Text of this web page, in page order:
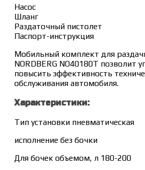
Насос
Шланг
Раздаточный пистолет
Паспорт-инструкция
Мобильный комплект для
NORDBERG NO40180T позволит
повысить эффективность
обслуживания автомобиля.
Характеристики:
Тип установки пневматическая
исполнение без бочки
Для бочек объемом, л 180-200